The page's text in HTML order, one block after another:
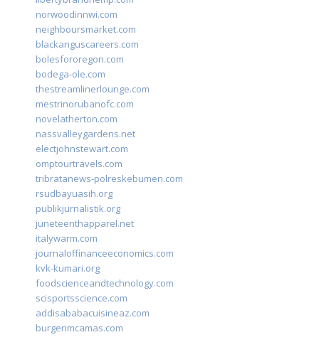
norwoodinnwi.com
neighboursmarket.com
blackanguscareers.com
bolesfororegon.com
bodega-ole.com
thestreamlinerlounge.com
mestrinorubanofc.com
novelatherton.com
nassvalleygardens.net
electjohnstewart.com
omptourtravels.com
tribratanews-polreskebumen.com
rsudbayuasih.org
publikjurnalistik.org
juneteenthapparel.net
italywarm.com
journaloffinanceeconomics.com
kvk-kumari.org
foodscienceandtechnology.com
scisportsscience.com
addisababacuisineaz.com
burgerimcamas.com